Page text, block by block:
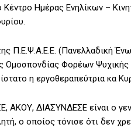
Ημέρας Ενηλίκων –
Π.Ε.Ψ.Α.Ε.Ε. (Πανελλαδική
Ομοσπονδίας Φορέων
η εργοθεραπεύτρια κα
ΔΙΑΣΥΝΔΕΣΕ είναι ο
ο οποίος τόνισε ότι δεν